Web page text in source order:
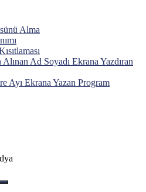
Alma
Ad Soyadı Ekrana Yazdıran
Ayı Ekrana Yazan Program